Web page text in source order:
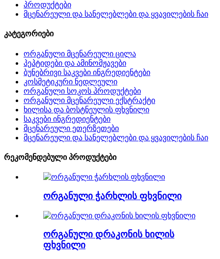
პროდუქტები
მცენარეული და სანელებლები და ყვავილების ჩაი
კატეგორიები
ორგანული მცენარეული ცილა
პეპტიდები და ამინომჟავები
ბუნებრივი საკვები ინგრედიენტები
კოსმეტიკური ნედლეული
ორგანული სოკოს პროდუქტები
ორგანული მცენარეული ექსტრაქტი
ხილისა და ბოსტნეულის ფხვნილი
საკვები ინგრედიენტები
მცენარეული ეთერზეთები
მცენარეული და სანელებლები და ყვავილების ჩაი
რეკომენდებული პროდუქტები
ორგანული ჭარხლის ფხვნილი
ორგანული დრაკონის ხილის
ფხვნილი